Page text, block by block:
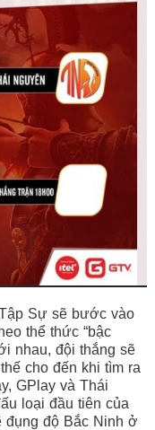
Sự sẽ bước vào
thể thức “bậc
nhau, đội thắng sẽ
cho đến khi tìm ra
GPlay và Thái
loại đầu tiên của
đụng độ Bắc Ninh ở